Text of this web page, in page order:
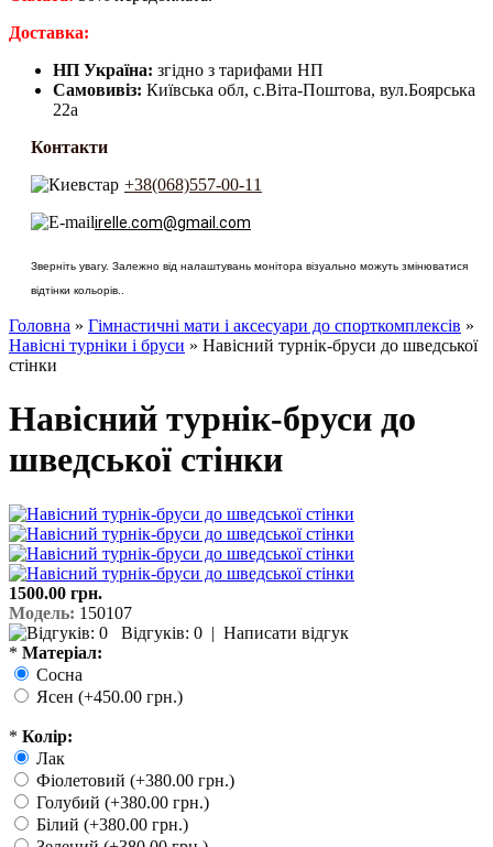
​Доставка:
НП Україна: згідно з тарифами НП
Самовивіз: Київська обл, с.Віта-Поштова, вул.Боярська
22а
Контакти
+38(068)557-00-11
irelle.com@gmail.com
Зверніть увагу. Залежно від налаштувань монітора візуально можуть змінюватися
відтінки кольорів..
Головна » Гімнастичні мати і аксесуари до спорткомплексів »
Навісні турніки і бруси » Навісний турнік-бруси до шведської
стінки
Навісний турнік-бруси до
шведської стінки
1500.00 грн.
Модель: 150107
Відгуків: 0 | Написати відгук
* Матеріал:
Сосна
Ясен (+450.00 грн.)
* Колір:
Лак
Фіолетовий (+380.00 грн.)
Голубий (+380.00 грн.)
Білий (+380.00 грн.)